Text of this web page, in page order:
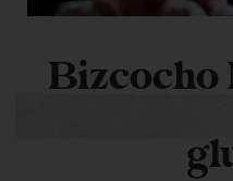
Bizcocho